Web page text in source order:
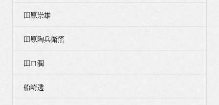
田原崇雄
田原陶兵衛窯
田口潤
船崎透